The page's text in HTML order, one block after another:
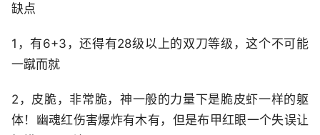
缺点
1，有6+3，还得有28级以上的双刀等级，这个不可能
一蹴而就
2，皮脆，非常脆，神一般的力量下是脆皮虾一样的躯
体！幽魂红伤害爆炸有木有，但是布甲红眼一个失误让